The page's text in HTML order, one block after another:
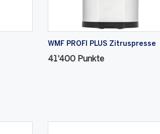
WMF PROFI PLUS Zitruspresse
41'400 Punkte